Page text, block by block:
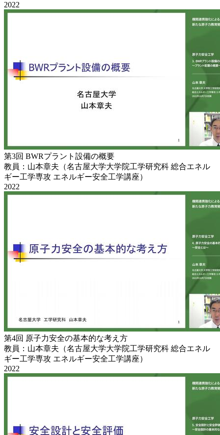
2022
第3回 BWRプラント設備の概要
教員：山本章夫（名古屋大学大学院工学研究科 総合エネル
ギー工学専攻 エネルギー安全工学講座）
2022
第4回 原子力安全の基本的な考え方
教員：山本章夫（名古屋大学大学院工学研究科 総合エネル
ギー工学専攻 エネルギー安全工学講座）
2022